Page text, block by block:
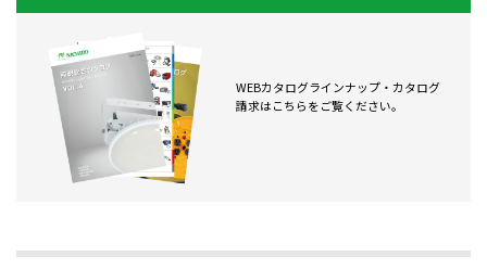
WEBカタログラインナップ・カタログ
請求はこちらをご覧ください。